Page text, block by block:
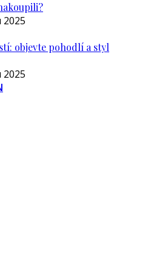
2025
objevte pohodlí a styl
2025